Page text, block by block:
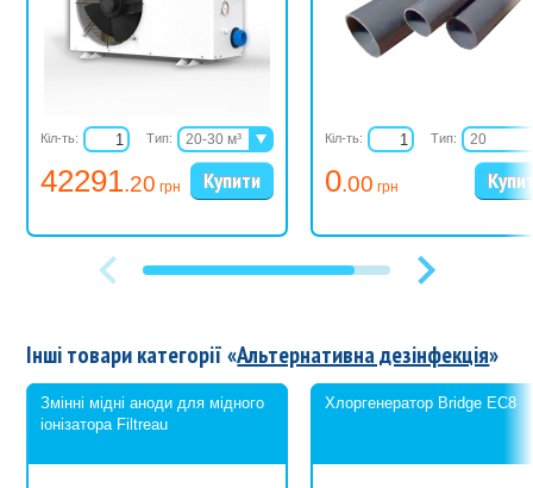
42291.20 грн
Кіл-ть: Тип:
20-30 м³
30-50 м³
40-60 м³
50-70 м³
0.00 грн
Кіл-ть: Тип:
20
25
32
_110
Інші товари категорії «Альтернативна дезінфекція»
Змінні мідні аноди для мідного
іонізатора Filtreau
Хлоргенератор Bridge EC8